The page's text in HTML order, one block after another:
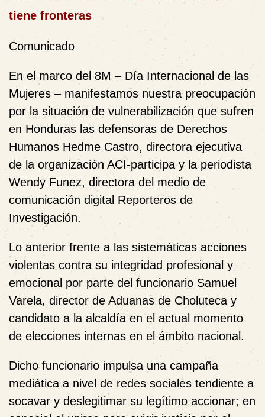
tiene fronteras
Comunicado
En el marco del 8M – Día Internacional de las
Mujeres – manifestamos nuestra preocupación
por la situación de vulnerabilización que sufren
en Honduras las defensoras de Derechos
Humanos Hedme Castro, directora ejecutiva
de la organización ACI-participa y la periodista
Wendy Funez, directora del medio de
comunicación digital Reporteros de
Investigación.
Lo anterior frente a las sistemáticas acciones
violentas contra su integridad profesional y
emocional por parte del funcionario Samuel
Varela, director de Aduanas de Choluteca y
candidato a la alcaldía en el actual momento
de elecciones internas en el ámbito nacional.
Dicho funcionario impulsa una campaña
mediática a nivel de redes sociales tendiente a
socavar y deslegitimar su legítimo accionar; en